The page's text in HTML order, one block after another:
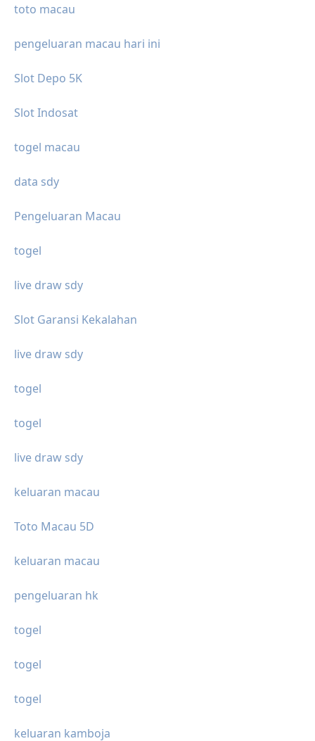
toto macau
pengeluaran macau hari ini
Slot Depo 5K
Slot Indosat
togel macau
data sdy
Pengeluaran Macau
togel
live draw sdy
Slot Garansi Kekalahan
live draw sdy
togel
togel
live draw sdy
keluaran macau
Toto Macau 5D
keluaran macau
pengeluaran hk
togel
togel
togel
keluaran kamboja